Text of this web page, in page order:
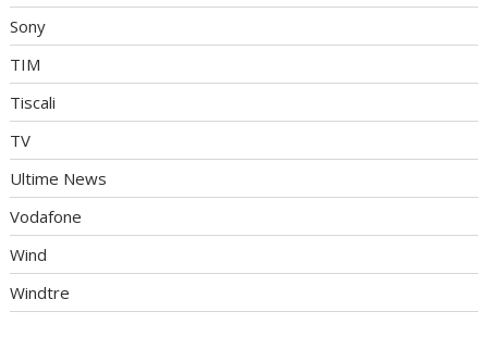
Sony
TIM
Tiscali
TV
Ultime News
Vodafone
Wind
Windtre